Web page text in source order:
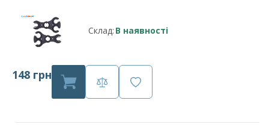
Склад: В наявності
148 грн